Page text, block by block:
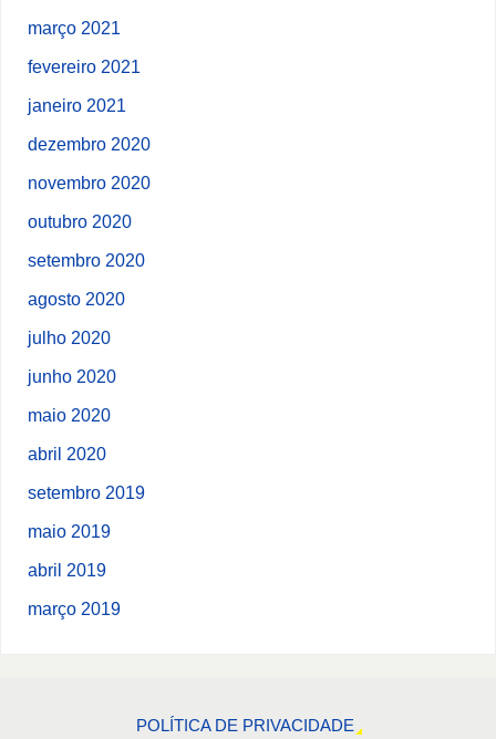
março 2021
fevereiro 2021
janeiro 2021
dezembro 2020
novembro 2020
outubro 2020
setembro 2020
agosto 2020
julho 2020
junho 2020
maio 2020
abril 2020
setembro 2019
maio 2019
abril 2019
março 2019
POLÍTICA DE PRIVACIDADE